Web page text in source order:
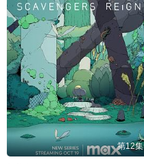
第12集